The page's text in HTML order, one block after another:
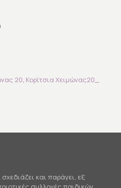
20, Κορίτσια Χειμώνας20_
και παράγει, εξ